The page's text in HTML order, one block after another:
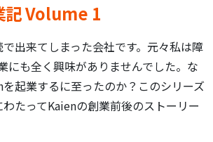
Volume 1
出来てしまった会社です。元々私は障
にも全く興味がありませんでした。な
起業するに至ったのか？このシリーズ
たってKaienの創業前後のストーリー